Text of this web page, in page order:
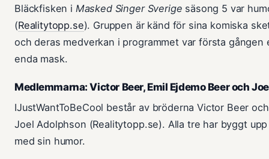
Bläckfisken i Masked Singer Sverige säsong 5 var
(Realitytopp.se). Gruppen är känd för sina komiska
och deras medverkan i programmet var första
enda mask.
Medlemmarna: Victor Beer, Emil Ejdemo Beer och
IJustWantToBeCool består av bröderna Victor Beer
Joel Adolphson (Realitytopp.se). Alla tre har byggt
med sin humor.